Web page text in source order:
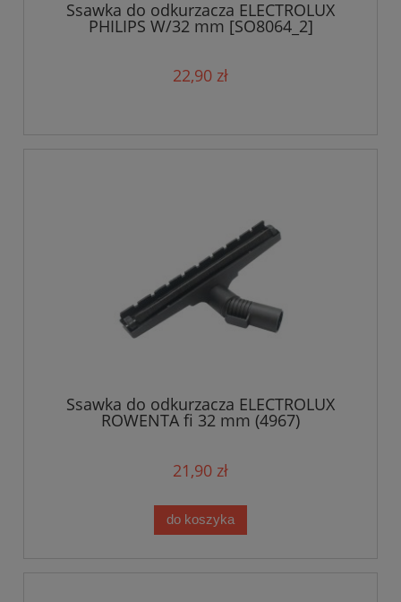
Ssawka do odkurzacza ELECTROLUX
PHILIPS W/32 mm [SO8064_2]
22,90 zł
Ssawka do odkurzacza ELECTROLUX
ROWENTA fi 32 mm (4967)
21,90 zł
do koszyka